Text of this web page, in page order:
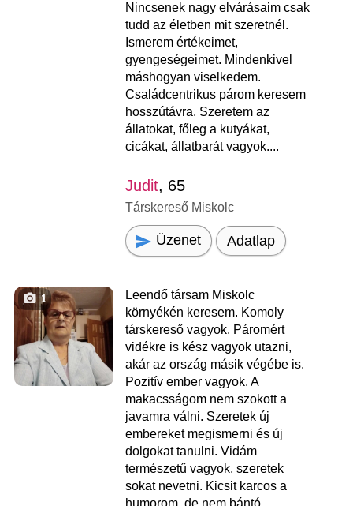
Nincsenek nagy elvárásaim csak
tudd az életben mit szeretnél.
Ismerem értékeimet,
gyengeségeimet. Mindenkivel
máshogyan viselkedem.
Családcentrikus párom keresem
hosszútávra. Szeretem az
állatokat, főleg a kutyákat,
cicákat, állatbarát vagyok....
Judit, 65
Társkereső Miskolc
Üzenet Adatlap
1
Leendő társam Miskolc
környékén keresem. Komoly
társkereső vagyok. Páromért
vidékre is kész vagyok utazni,
akár az ország másik végébe is.
Pozitív ember vagyok. A
makacsságom nem szokott a
javamra válni. Szeretek új
embereket megismerni és új
dolgokat tanulni. Vidám
természetű vagyok, szeretek
sokat nevetni. Kicsit karcos a
humorom, de nem bántó.